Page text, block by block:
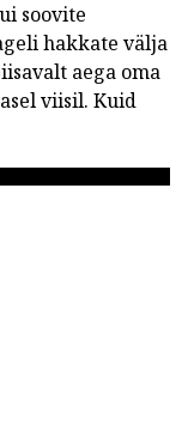
soovite
hakkate välja
aega oma
viisil. Kuid